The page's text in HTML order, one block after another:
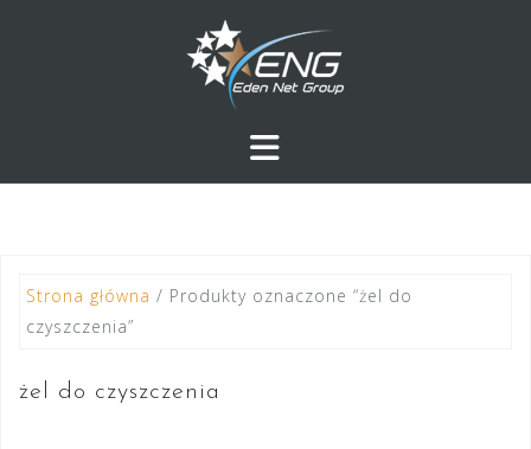
Strona główna / Produkty oznaczone “żel do
czyszczenia”
żel do czyszczenia